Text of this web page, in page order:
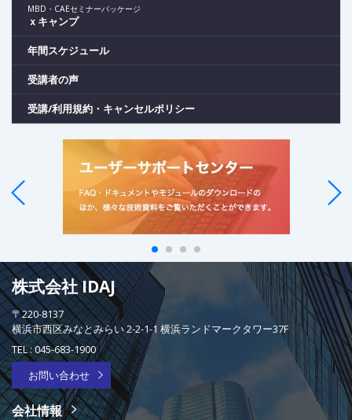
MBD・CAEセミナーパッケージ
ｘキャンプ
年間スケジュール
受講者の声
受講/利用規約・キャンセルポリシー
株式会社 IDAJ
〒220-8137
横浜市西区みなとみらい 2-2-1-1 横浜ランドマークタワー37F
TEL :045-683-1900
お問い合わせ
会社情報